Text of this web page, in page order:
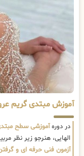
آموزش مبتدی گریم
در دورهآموزشی سطح
الهایی، هنرجو زیر نظر
آزمون فنی حرفه ای و